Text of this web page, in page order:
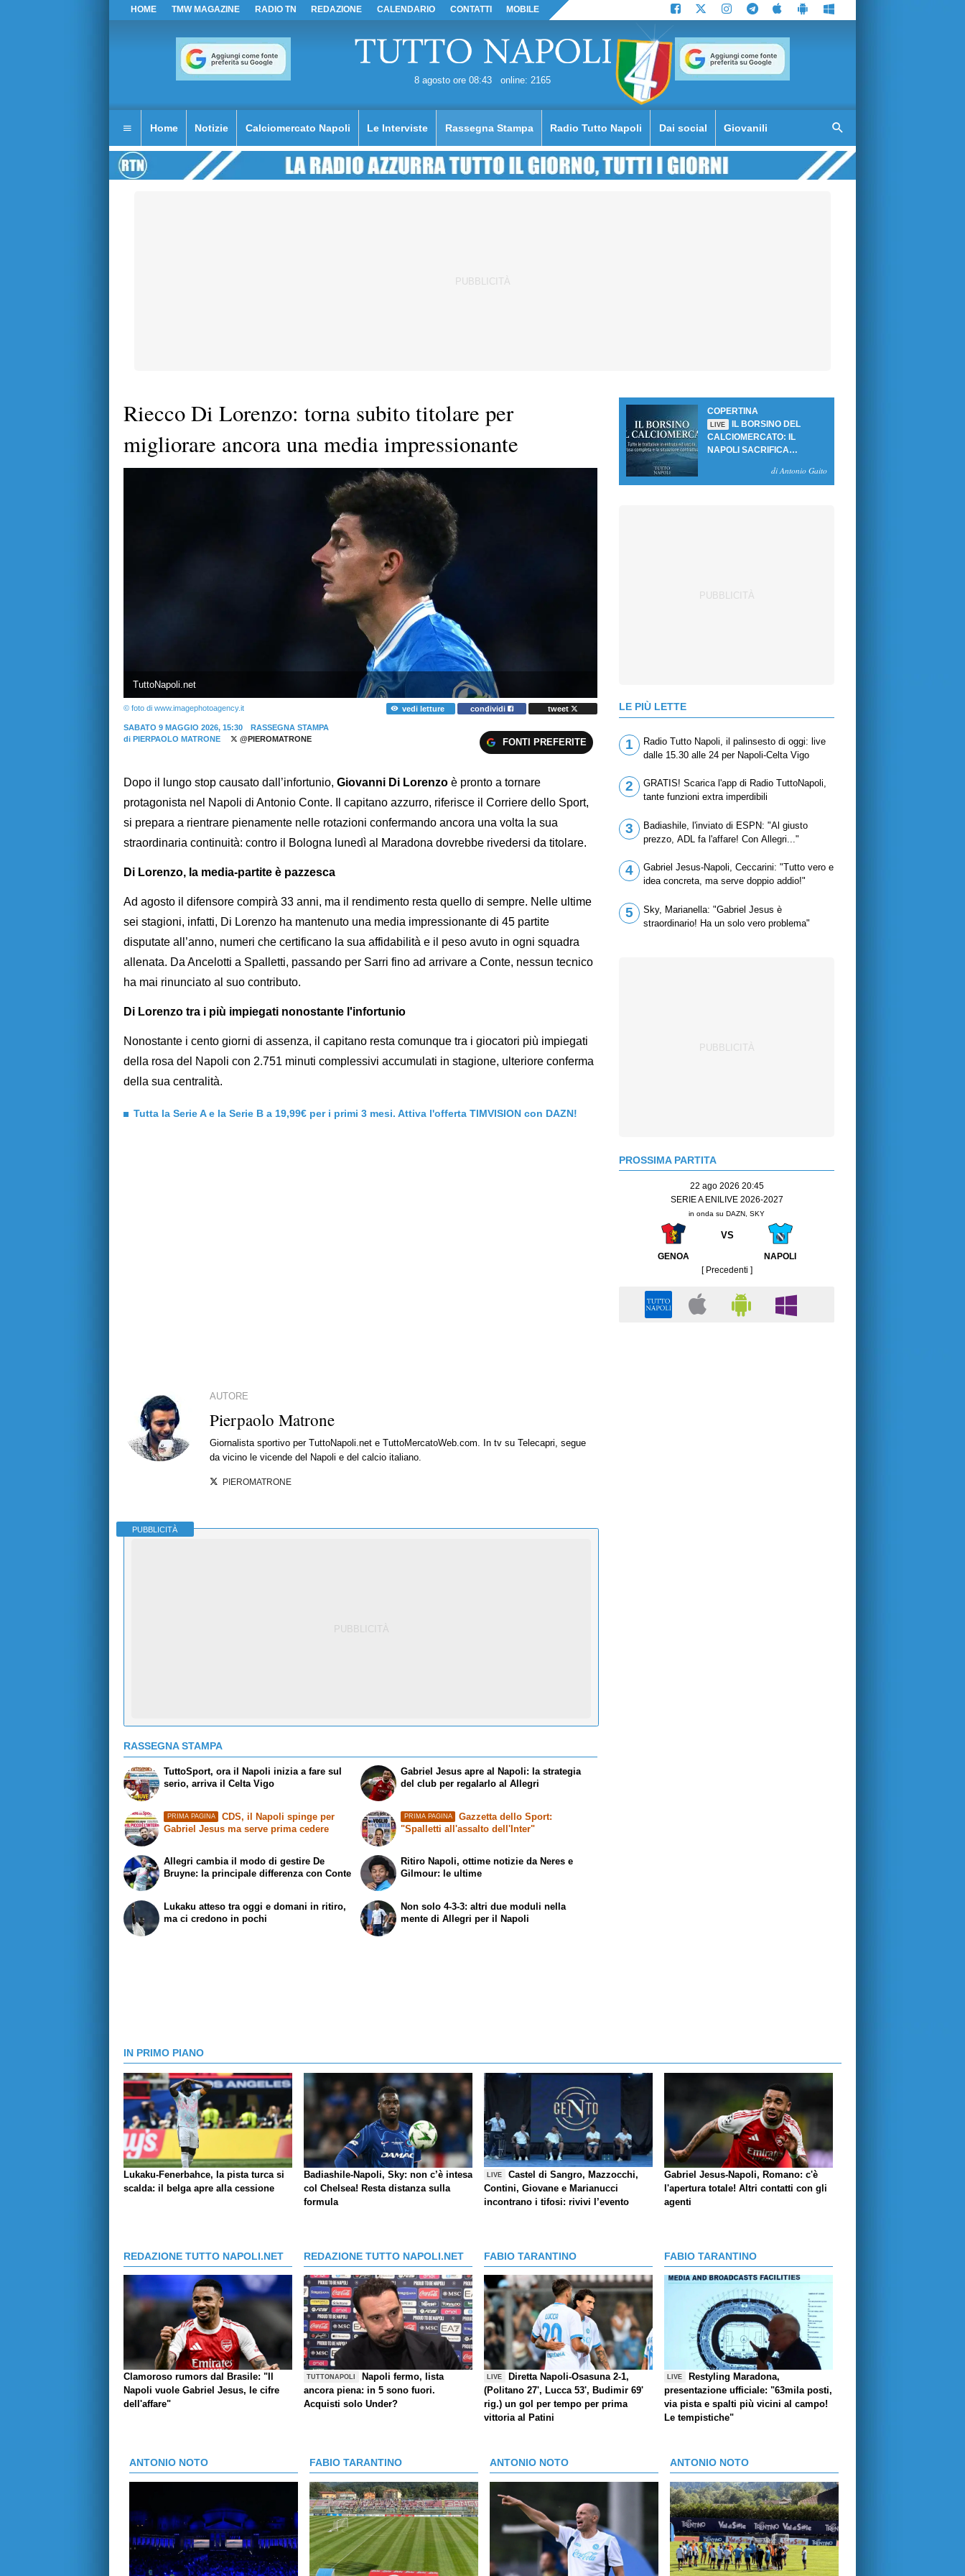
HOME TMW MAGAZINE RADIO TN REDAZIONE CALENDARIO CONTATTI MOBILE
8 agosto ore 08:43 online: 2165
Home Notizie Calciomercato Napoli Le Interviste Rassegna Stampa Radio Tutto Napoli Dai social Giovanili
Riecco Di Lorenzo: torna subito titolare per
migliorare ancora una media impressionante
TuttoNapoli.net
© foto di www.imagephotoagency.it vedi letture condividi tweet
SABATO 9 MAGGIO 2026, 15:30
RASSEGNA STAMPA
di PIERPAOLO MATRONE @PIEROMATRONE FONTI PREFERITE
Dopo il lungo stop causato dall’infortunio, Giovanni Di Lorenzo è pronto a tornare
protagonista nel Napoli di Antonio Conte. Il capitano azzurro, riferisce il Corriere dello Sport,
si prepara a rientrare pienamente nelle rotazioni confermando ancora una volta la sua
straordinaria continuità: contro il Bologna lunedì al Maradona dovrebbe rivedersi da titolare.
Di Lorenzo, la media-partite è pazzesca
Ad agosto il difensore compirà 33 anni, ma il rendimento resta quello di sempre. Nelle ultime
sei stagioni, infatti, Di Lorenzo ha mantenuto una media impressionante di 45 partite
disputate all’anno, numeri che certificano la sua affidabilità e il peso avuto in ogni squadra
allenata. Da Ancelotti a Spalletti, passando per Sarri fino ad arrivare a Conte, nessun tecnico
ha mai rinunciato al suo contributo.
Di Lorenzo tra i più impiegati nonostante l'infortunio
Nonostante i cento giorni di assenza, il capitano resta comunque tra i giocatori più impiegati
della rosa del Napoli con 2.751 minuti complessivi accumulati in stagione, ulteriore conferma
della sua centralità.
Tutta la Serie A e la Serie B a 19,99€ per i primi 3 mesi. Attiva l'offerta TIMVISION con DAZN!
AUTORE
Pierpaolo Matrone
Giornalista sportivo per TuttoNapoli.net e TuttoMercatoWeb.com. In tv su Telecapri, segue
da vicino le vicende del Napoli e del calcio italiano.
PIEROMATRONE
PUBBLICITÀ
RASSEGNA STAMPA
TuttoSport, ora il Napoli inizia a fare sul
serio, arriva il Celta Vigo
PRIMA PAGINA
CDS, il Napoli spinge per
Gabriel Jesus ma serve prima cedere
Gabriel Jesus apre al Napoli: la strategia
del club per regalarlo al Allegri
PRIMA PAGINA
Gazzetta dello Sport:
"Spalletti all'assalto dell'Inter"
Allegri cambia il modo di gestire De
Bruyne: la principale differenza con Conte
Lukaku atteso tra oggi e domani in ritiro,
ma ci credono in pochi
Ritiro Napoli, ottime notizie da Neres e
Gilmour: le ultime
Non solo 4-3-3: altri due moduli nella
mente di Allegri per il Napoli
COPERTINA
LIVE
IL BORSINO DEL
CALCIOMERCATO: IL
NAPOLI SACRIFICA
SBLOCCANO ARRIVIdi Antonio Gaito
LE PIÙ LETTE
1
Radio Tutto Napoli, il palinsesto di oggi: live
dalle 15.30 alle 24 per Napoli-Celta Vigo
2
GRATIS! Scarica l'app di Radio TuttoNapoli,
tante funzioni extra imperdibili
3
Badiashile, l'inviato di ESPN: "Al giusto
prezzo, ADL fa l'affare! Con Allegri..."
4
Gabriel Jesus-Napoli, Ceccarini: "Tutto vero e
idea concreta, ma serve doppio addio!"
5
Sky, Marianella: "Gabriel Jesus è
straordinario! Ha un solo vero problema"
PROSSIMA PARTITA
22 ago 2026 20:45
SERIE A ENILIVE 2026-2027
in onda su DAZN, SKY
VS
GENOA
NAPOLI
[ Precedenti ]
IN PRIMO PIANO
Lukaku-Fenerbahce, la pista turca si
scalda: il belga apre alla cessione
Badiashile-Napoli, Sky: non c’è intesa
col Chelsea! Resta distanza sulla
formula
LIVE
Castel di Sangro, Mazzocchi,
Contini, Giovane e Marianucci
incontrano i tifosi: rivivi l’evento
Gabriel Jesus-Napoli, Romano: c'è
l'apertura totale! Altri contatti con gli
agenti
REDAZIONE TUTTO NAPOLI.NET
Clamoroso rumors dal Brasile: "Il
Napoli vuole Gabriel Jesus, le cifre
dell'affare"
REDAZIONE TUTTO NAPOLI.NET
TUTTONAPOLI
Napoli fermo, lista
ancora piena: in 5 sono fuori.
Acquisti solo Under?
FABIO TARANTINO
LIVE
Diretta Napoli-Osasuna 2-1,
(Politano 27', Lucca 53', Budimir 69'
rig.) un gol per tempo per prima
vittoria al Patini
FABIO TARANTINO
LIVE
Restyling Maradona,
presentazione ufficiale: "63mila posti,
via pista e spalti più vicini al campo!
Le tempistiche"
ANTONIO NOTO FABIO TARANTINO ANTONIO NOTO ANTONIO NOTO